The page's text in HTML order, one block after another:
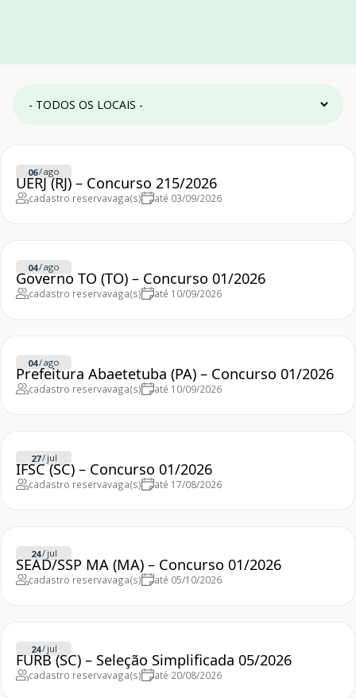
06/ago
UERJ (RJ) – Concurso 215/2026
cadastro reservavaga(s) até 03/09/2026
04/ago
Governo TO (TO) – Concurso 01/2026
cadastro reservavaga(s) até 10/09/2026
04/ago
Prefeitura Abaetetuba (PA) – Concurso 01/2026
cadastro reservavaga(s) até 10/09/2026
27/ jul
IFSC (SC) – Concurso 01/2026
cadastro reservavaga(s) até 17/08/2026
24/ jul
SEAD/SSP MA (MA) – Concurso 01/2026
cadastro reservavaga(s) até 05/10/2026
24/ jul
FURB (SC) – Seleção Simplificada 05/2026
cadastro reservavaga(s) até 20/08/2026